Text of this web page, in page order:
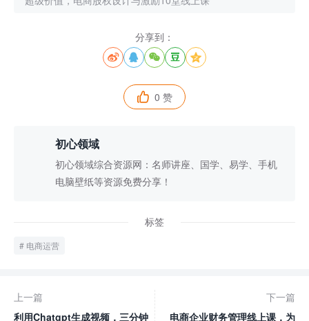
分享到：
    
 0 赞
初心领域
初心领域综合资源网：名师讲座、国学、易学、手机
电脑壁纸等资源免费分享！
标签
电商运营
上一篇
利用Chatgpt生成视频，三分钟
下一篇
电商企业财务管理线上课，为